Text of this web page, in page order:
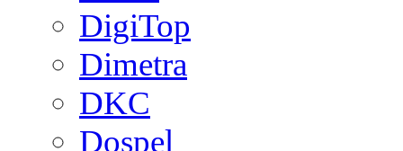
DigiTop
Dimetra
DKC
Dospel